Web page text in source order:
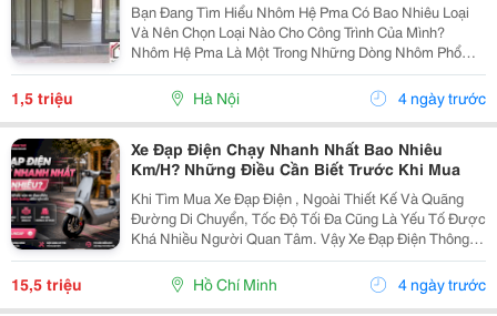
Bạn Đang Tìm Hiểu Nhôm Hệ Pma Có Bao Nhiêu Loại
Và Nên Chọn Loại Nào Cho Công Trình Của Mình?
Nhôm Hệ Pma Là Một Trong Những Dòng Nhôm Phổ
Thông Được Sử Dụng Nhiều Trong Các Hạng Mục Cửa
Đi, Cửa Sổ, Vách Ngăn Nhờ Giá Thành Hợp Lý, Thiết
Kế Hiện Đại...
1,5 triệu Hà Nội 4 ngày trước
Xe Đạp Điện Chạy Nhanh Nhất Bao Nhiêu
Km/H? Những Điều Cần Biết Trước Khi Mua
Khi Tìm Mua Xe Đạp Điện , Ngoài Thiết Kế Và Quãng
Đường Di Chuyển, Tốc Độ Tối Đa Cũng Là Yếu Tố Được
Khá Nhiều Người Quan Tâm. Vậy Xe Đạp Điện Thông
Thường Chạy Được Bao Nhiêu Km/H Và Những Mẫu
Xe Tốc Độ Cao Có Gì Khác Biệt? Xe Đạp Điện
Thường...
15,5 triệu Hồ Chí Minh 4 ngày trước